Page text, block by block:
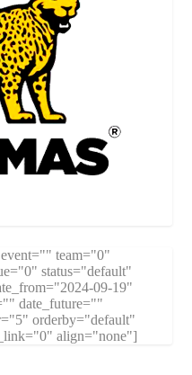
team="0"
status="default"
09-19"
date_future=""
orderby="default"
align="none"]